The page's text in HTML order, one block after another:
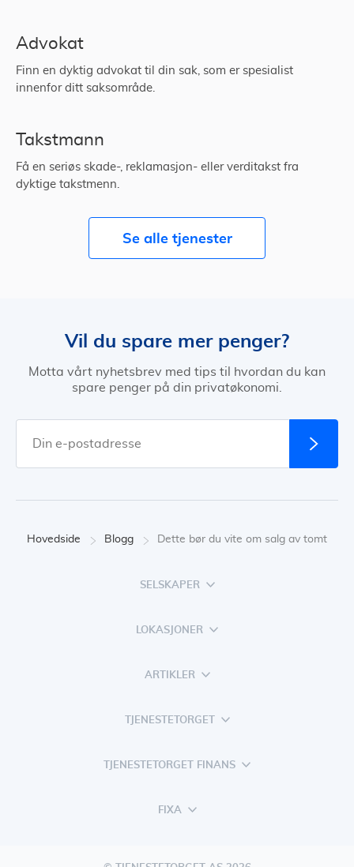
Advokat
Finn en dyktig advokat til din sak, som er spesialist
innenfor ditt saksområde.
Takstmann
Få en seriøs skade-, reklamasjon- eller verditakst fra
dyktige takstmenn.
Se alle tjenester
Vil du spare mer penger?
Motta vårt nyhetsbrev med tips til hvordan du kan
spare penger på din privatøkonomi.
Hovedside Blogg Dette bør du vite om salg av tomt
SELSKAPER
LOKASJONER
ARTIKLER
TJENESTETORGET
TJENESTETORGET FINANS
FIXA